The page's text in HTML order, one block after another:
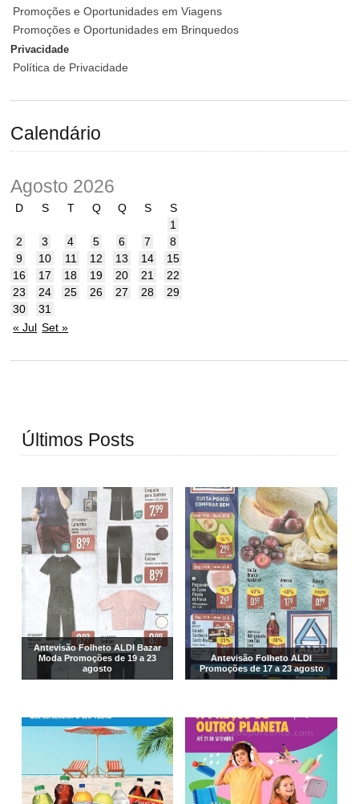
Promoções e Oportunidades em Viagens
Promoções e Oportunidades em Brinquedos
Privacidade
Política de Privacidade
Calendário
Agosto 2026
D S T Q Q S
S
1
2
3 4 5 6 7
8
9
10 11 12 13 14
15
16
17 18 19 20 21
22
23
24 25 26 27 28
29
30
31
« Jul Set »
Últimos Posts
Antevisão Folheto ALDI Bazar
Moda Promoções de 19 a 23
agosto
Antevisão Folheto ALDI
Promoções de 17 a 23 agosto